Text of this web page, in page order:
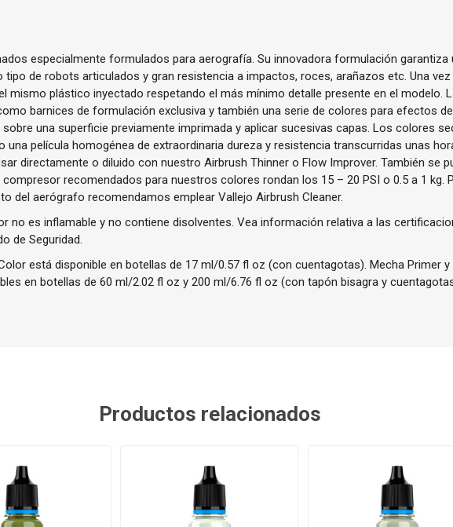
especialmente formulados para aerografía. Su innovadora formulación garantiza
tipo de robots articulados y gran resistencia a impactos, roces, arañazos etc. Una
mismo plástico inyectado respetando el más mínimo detalle presente en el modelo.
barnices de formulación exclusiva y también una serie de colores para efectos
una superficie previamente imprimada y aplicar sucesivas capas. Los colores
una película homogénea de extraordinaria dureza y resistencia transcurridas unas
directamente o diluido con nuestro Airbrush Thinner o Flow Improver. También se
recomendados para nuestros colores rondan los 15 – 20 PSI o 0.5 a 1 kg.
del aerógrafo recomendamos emplear Vallejo Airbrush Cleaner.
no es inflamable y no contiene disolventes. Vea información relativa a las
de Seguridad.
está disponible en botellas de 17 ml/0.57 fl oz (con cuentagotas). Mecha Primer y
en botellas de 60 ml/2.02 fl oz y 200 ml/6.76 fl oz (con tapón bisagra y
Productos relacionados